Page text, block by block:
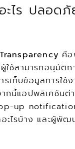
ไร ปลอดภั
คือ
ใช้สามารถอนุมัติก
เก็บข้อมูลการใช้ง
กนี้แอปพลิเคชันต่
up
ะไรบ้าง และผู้พัฒ